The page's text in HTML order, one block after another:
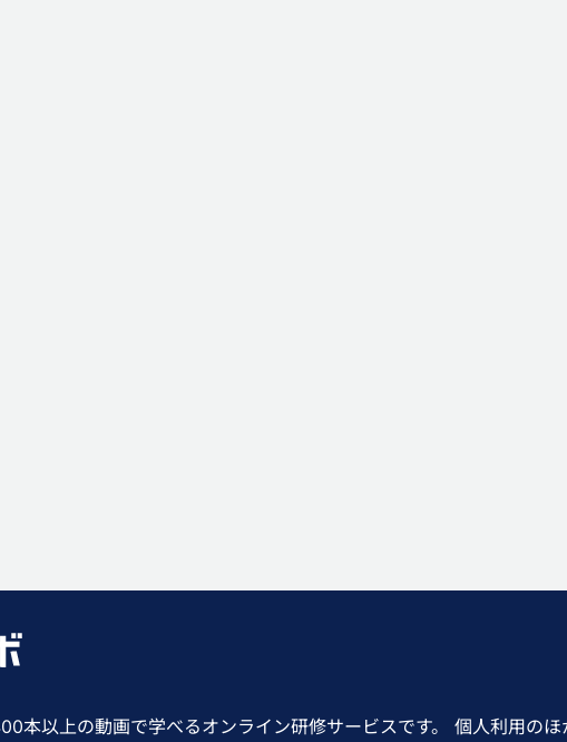
本以上の動画で学べるオンライン研修サービスです。 個人利用の